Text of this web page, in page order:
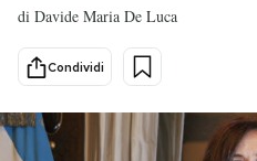
Cultura
Economia
Sport
di Davide Maria De Luca
Condividi